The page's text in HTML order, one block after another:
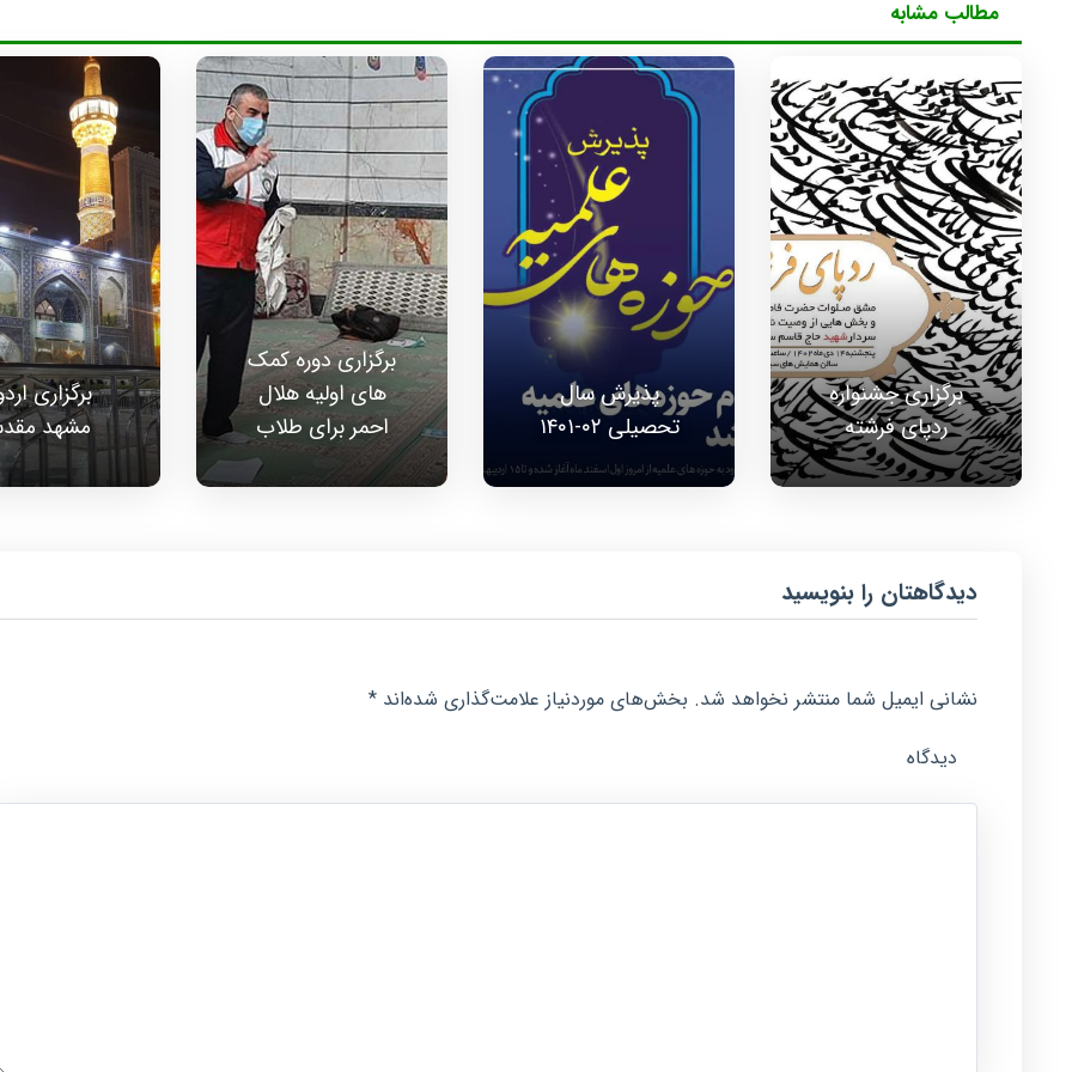
مطالب مشابه
برگزاری جشنواره
ردپای فرشته
پذیرش سال
تحصیلی ۰۲-۱۴۰۱
برگزاری دوره کمک
های اولیه هلال
احمر برای طلاب
برگزاری
مشهد
دیدگاهتان را بنویسید
نشانی ایمیل شما منتشر نخواهد شد. بخش‌های موردنیاز علامت‌گذاری شده‌اند*
دیدگاه